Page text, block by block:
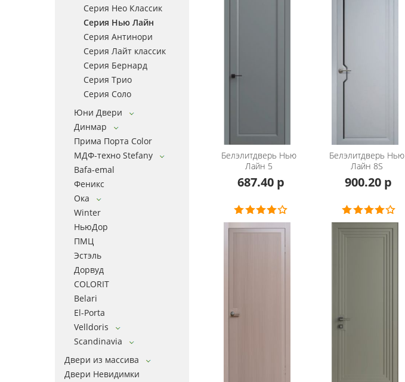
Серия Нео Классик
Серия Нью Лайн
Серия Антинори
Серия Лайт классик
Серия Бернард
Серия Трио
Серия Соло
Юни Двери
Динмар
Прима Порта Color
МДФ-техно Stefany
Bafa-emal
Феникс
Ока
Winter
НьюДор
ПМЦ
Эстэль
Дорвуд
COLORIT
Belari
El-Porta
Velldoris
Scandinavia
Двери из массива
Двери Невидимки
Белэлитдверь Нью
Лайн 5
687.40 р
Белэлитдверь Нью
Лайн 8S
900.20 р